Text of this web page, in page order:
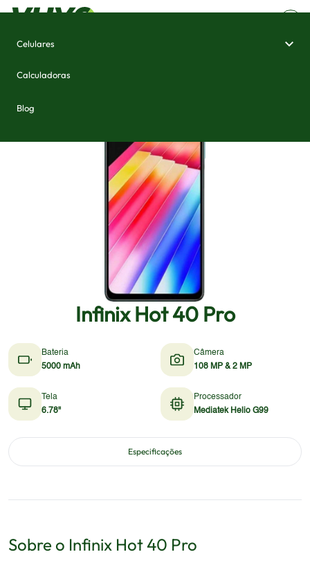
Celulares
Calculadoras
Blog
Infinix Hot 40 Pro
Bateria
5000 mAh
Câmera
108 MP & 2 MP
Tela
6.78"
Processador
Mediatek Helio G99
Especificações
Sobre o Infinix Hot 40 Pro